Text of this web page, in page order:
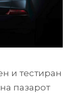
и тестиран
пазарот